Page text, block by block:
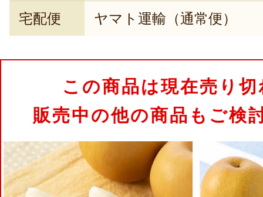
宅配便 ヤマト運輸（通常便）
この商品は現在売り
販売中の他の商品もご検